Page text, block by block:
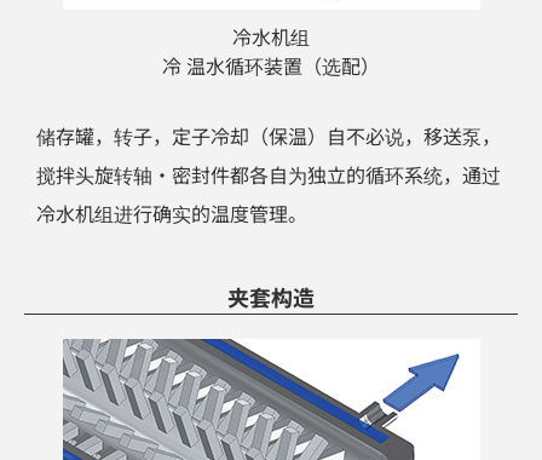
冷水机组
冷 温水循环装置（选配）
储存罐，转子，定子冷却（保温）自不必说，移送泵，
搅拌头旋转轴・密封件都各自为独立的循环系统，通过
冷水机组进行确实的温度管理。
夹套构造